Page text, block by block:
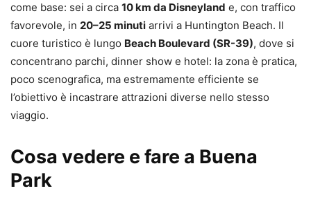
come base: sei a circa 10 km da Disneyland e, con traffico
favorevole, in 20–25 minuti arrivi a Huntington Beach. Il
cuore turistico è lungo Beach Boulevard (SR-39), dove si
concentrano parchi, dinner show e hotel: la zona è pratica,
poco scenografica, ma estremamente efficiente se
l’obiettivo è incastrare attrazioni diverse nello stesso
viaggio.
Cosa vedere e fare a Buena
Park